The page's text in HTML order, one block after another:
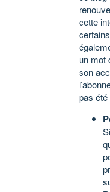
cette
un mot
son
pas